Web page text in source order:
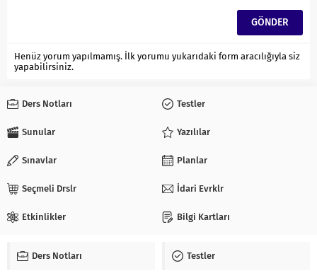
Henüz yorum yapılmamış. İlk yorumu yukarıdaki form aracılığıyla siz
yapabilirsiniz.
Ders Notları Testler
Sunular Yazılılar
Sınavlar Planlar
Seçmeli Drslr İdari Evrklr
Etkinlikler Bilgi Kartları
Ders Notları Testler